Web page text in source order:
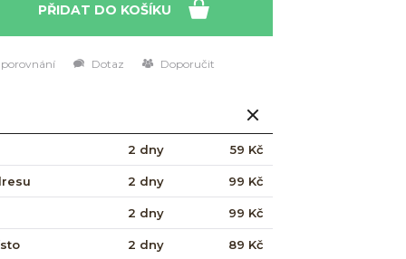
PŘIDAT DO KOŠÍKU
Dotaz Doporučit
2 dny 59 Kč
2 dny 99 Kč
2 dny 99 Kč
2 dny 89 Kč